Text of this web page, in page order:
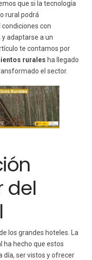
digitales
tecnología
huésped
del gestor rural
rural
rurales
a alojamientos
que si la tecnología
rural podrá
con
adaptarse a un
te contamos por
rurales ha llegado
el sector.
del
los grandes hoteles. La
ha hecho que estos
día, ser vistos y ofrecer